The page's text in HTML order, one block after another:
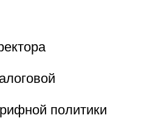
политики